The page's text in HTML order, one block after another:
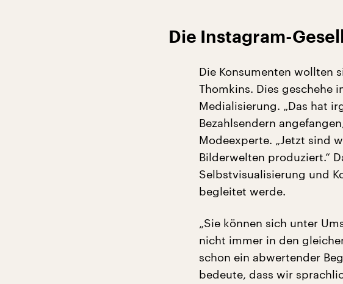
Die Instagram-
Die Konsumenten wollten
Thomkins. Dies geschehe
Medialisierung. „Das hat
Bezahlsendern
Modeexperte. „Jetzt sind
Bilderwelten produziert.“
Selbstvisualisierung und
begleitet werde.
„Sie können sich unter
nicht immer in den
schon ein abwertender
bedeute, dass wir